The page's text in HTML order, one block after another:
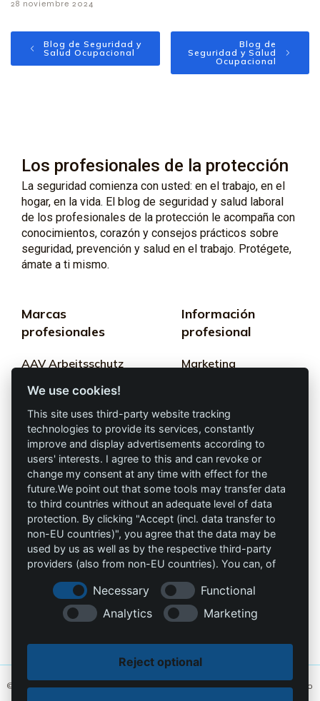
28 noviembre 2024
Blog de Seguridad y
Salud Ocupacional
Blog de
Seguridad y Salud
Ocupacional
Los profesionales de la protección
La seguridad comienza con usted: en el trabajo, en el
hogar, en la vida. El blog de seguridad y salud laboral
de los profesionales de la protección le acompaña con
conocimientos, corazón y consejos prácticos sobre
seguridad, prevención y salud en el trabajo. Protégete,
ámate a ti mismo.
Marcas
profesionales
AAV Arbeitsschutz
Allprotec® Solo
trabaja seguro
Omniprotect –
Tienda Online
Información
profesional
Marketing
condiciones
Privacidad
Impresión
Contacto
info@die-schutzprofis.de
+49 (511) 679997-97
Wohlenbergstraße 6
Alemania
© 2026 Los profesionales de la protección. Hecho con amorMiU24®y alojado
We use cookies!
This site uses third-party website tracking
technologies to provide its services, constantly
improve and display advertisements according to
users' interests. I agree to this and can revoke or
change my consent at any time with effect for the
future.We point out that some tools may transfer data
to third countries without an adequate level of data
protection. By clicking "Accept (incl. data transfer to
non-EU countries)", you agree that the data may be
used by us as well as by the respective third-party
providers (also from non-EU countries). You can, of
Necessary
Functional
Analytics
Marketing
Reject optional